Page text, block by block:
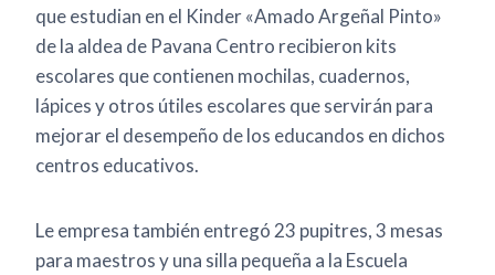
que estudian en el Kinder «Amado Argeñal Pinto»
de la aldea de Pavana Centro recibieron kits
escolares que contienen mochilas, cuadernos,
lápices y otros útiles escolares que servirán para
mejorar el desempeño de los educandos en dichos
centros educativos.
Le empresa también entregó 23 pupitres, 3 mesas
para maestros y una silla pequeña a la Escuela